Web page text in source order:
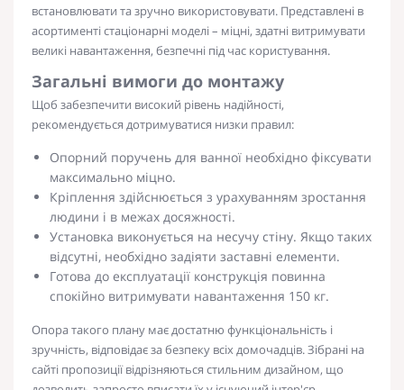
встановлювати та зручно використовувати. Представлені в
асортименті стаціонарні моделі – міцні, здатні витримувати
великі навантаження, безпечні під час користування.
Загальні вимоги до монтажу
Щоб забезпечити високий рівень надійності,
рекомендується дотримуватися низки правил:
Опорний поручень для ванної необхідно фіксувати
максимально міцно.
Кріплення здійснюється з урахуванням зростання
людини і в межах досяжності.
Установка виконується на несучу стіну. Якщо таких
відсутні, необхідно задіяти заставні елементи.
Готова до експлуатації конструкція повинна
спокійно витримувати навантаження 150 кг.
Опора такого плану має достатню функціональність і
зручність, відповідає за безпеку всіх домочадців. Зібрані на
сайті пропозиції відрізняються стильним дизайном, що